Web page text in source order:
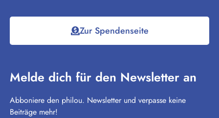
Zur Spendenseite
Melde dich für den Newsletter an
Abboniere den philou. Newsletter und verpasse keine
Beiträge mehr!